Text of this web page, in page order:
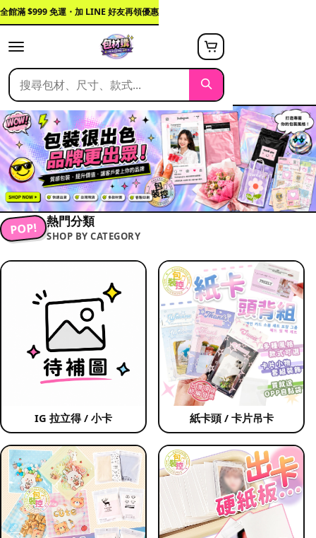
全館滿 $999 免運・加 LINE 好友再領優惠
POP! 熱門分類
SHOP BY CATEGORY
IG 拉立得 / 小卡 紙卡頭 / 卡片吊卡